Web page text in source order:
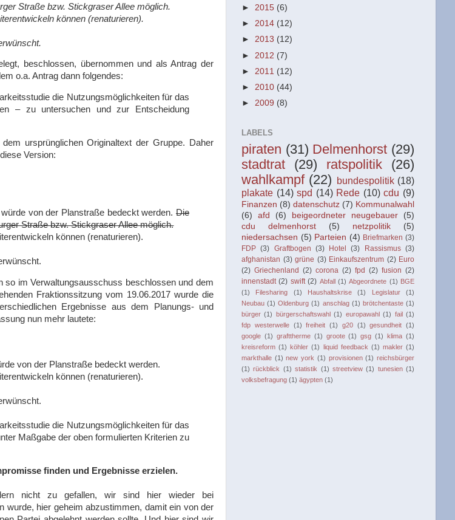
Straße bzw. Stickgraser Allee möglich.
können (renaturieren).
beschlossen, übernommen und als Antrag der
o.a. Antrag dann folgendes:
die Nutzungsmöglichkeiten für das
– zu untersuchen und zur Entscheidung
ursprünglichen Originaltext der Gruppe. Daher
Version:
von der Planstraße bedeckt werden. Die
Straße bzw. Stickgraser Allee möglich.
können (renaturieren).
im Verwaltungsausschuss beschlossen und dem
Fraktionssitzung vom 19.06.2017 wurde die
Ergebnisse aus dem Planungs- und
nun mehr lautete:
von der Planstraße bedeckt werden.
können (renaturieren).
die Nutzungsmöglichkeiten für das
Maßgabe der oben formulierten Kriterien zu
finden und Ergebnisse erzielen.
nicht zu gefallen, wir sind hier wieder bei
wurde, hier geheim abzustimmen, damit ein von der
► 2015 (6)
► 2014 (12)
► 2013 (12)
► 2012 (7)
► 2011 (12)
► 2010 (44)
► 2009 (8)
LABELS
piraten (31) Delmenhorst (29)
stadtrat
(29) ratspolitik
(26)
wahlkampf (22) bundespolitik (18)
plakate (14) spd (14) Rede (10) cdu (9)
Finanzen (8) datenschutz (7) Kommunalwahl
(6)
afd (6) beigeordneter neugebauer
(5)
cdu delmenhorst
(5) netzpolitik
(5)
niedersachsen (5) Parteien (4) Briefmarken (3)
FDP (3) Graftbogen (3) Hotel (3) Rassismus (3)
afghanistan (3) grüne (3) Einkaufszentrum (2) Euro
(2) Griechenland (2) corona (2) fpd (2) fusion (2)
innenstadt (2) swift (2) Abfall (1) Abgeordnete (1) BGE
(1)
Filesharing (1) Haushaltskrise (1) Legislatur
(1)
Neubau (1) Oldenburg (1) anschlag (1) brötchentaste (1)
bürger (1) bürgerschaftswahl (1) europawahl (1) fail (1)
fdp westerwelle
(1) freiheit (1) g20 (1) gesundheit (1)
google (1) grafttherme (1) groote (1) gsg (1) klima (1)
kreisreform (1) köhler (1) liquid feedback (1) makler (1)
markthalle (1) new york (1) provisionen (1) reichsbürger
(1) rückblick (1) statistik (1) streetview (1) tunesien (1)
volksbefragung (1) ägypten (1)